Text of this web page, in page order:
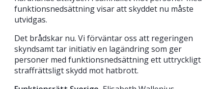
funktionsnedsättning visar att skyddet nu måste
utvidgas.
Det brådskar nu. Vi förväntar oss att regeringen
skyndsamt tar initiativ en lagändring som ger
personer med funktionsnedsättning ett uttryckligt
straffrättsligt skydd mot hatbrott.